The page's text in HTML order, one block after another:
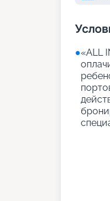
●«АLL